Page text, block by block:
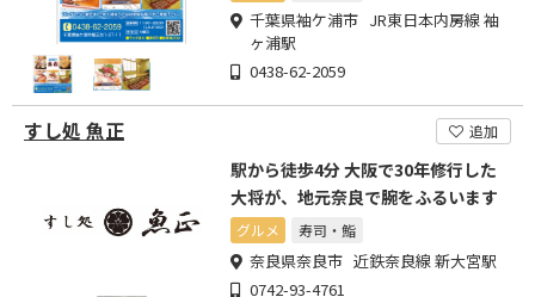
千葉県袖ケ浦市 JR東日本内房線 袖
ヶ浦駅
0438-62-2059
すし処 魚正 追加
駅から徒歩4分 大阪で30年修行した
大将が、地元奈良で腕をふるいます
グルメ 寿司・鮨
奈良県奈良市 近鉄奈良線 新大宮駅
0742-93-4761